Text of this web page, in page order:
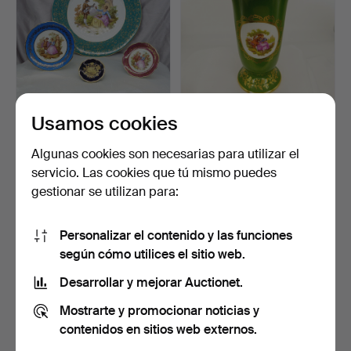
4 X PLATOS DE
Subastado 10 nov 2025
1 puja
34 USD
Subastado 21 jul 2025
1 puja
Usamos cookies
Algunas cookies son necesarias para utilizar el
servicio. Las cookies que tú mismo puedes
gestionar se utilizan para:
Personalizar el contenido y las funciones
según cómo utilices el sitio web.
Desarrollar y mejorar Auctionet.
Mostrarte y promocionar noticias y
contenidos en sitios web externos.